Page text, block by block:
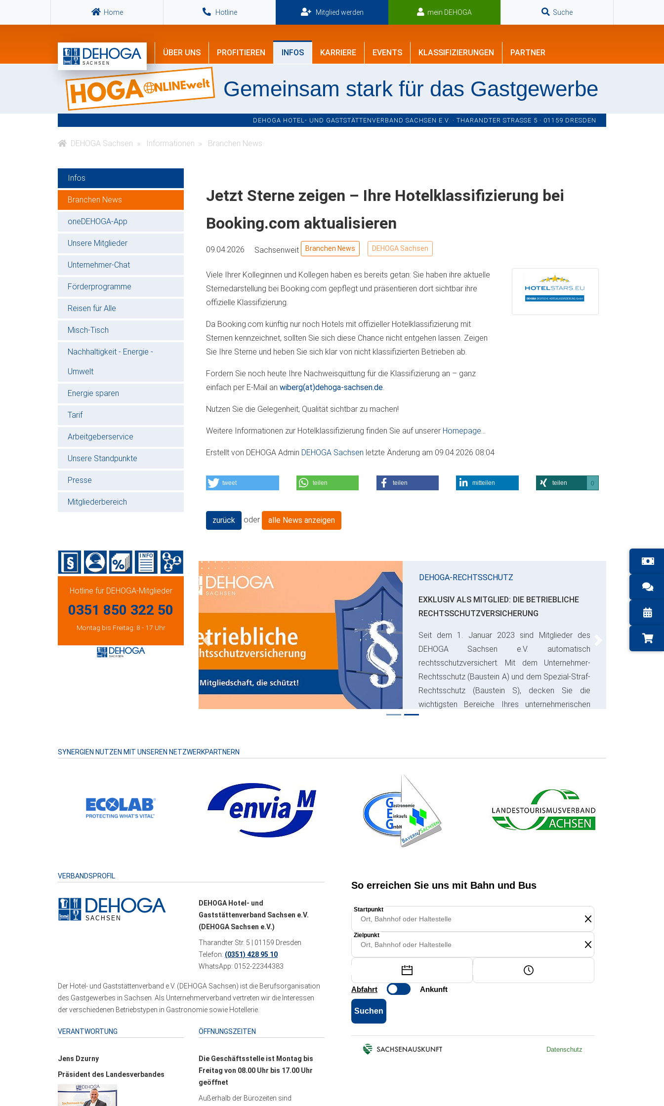
Home Hotline Mitglied werden mein DEHOGA Suche
ÜBER UNS PROFITIEREN INFOS KARRIERE EVENTS KLASSIFIZIERUNGEN PARTNER
Gemeinsam stark für das Gastgewerbe
DEHOGA HOTEL- UND GASTSTÄTTENVERBAND SACHSEN E.V. · THARANDTER STRASSE 5 · 01159 DRESDEN
DEHOGA Sachsen Informationen Branchen News
Infos
Branchen News
oneDEHOGA-App
Unsere Mitglieder
Unternehmer-Chat
Förderprogramme
Reisen für Alle
Misch-Tisch
Nachhaltigkeit - Energie -
Umwelt
Energie sparen
Tarif
Arbeitgeberservice
Unsere Standpunkte
Presse
Mitgliederbereich
Hotline für DEHOGA-Mitglieder
0351 850 322 50
Montag bis Freitag: 8 - 17 Uhr
Jetzt Sterne zeigen – Ihre Hotelklassifizierung bei
Booking.com aktualisieren
09.04.2026 Sachsenweit Branchen News DEHOGA Sachsen
Viele Ihrer Kolleginnen und Kollegen haben es bereits getan: Sie haben ihre aktuelle
Sternedarstellung bei Booking.com gepflegt und präsentieren dort sichtbar ihre
offizielle Klassifizierung.
Da Booking.com künftig nur noch Hotels mit offizieller Hotelklassifizierung mit
Sternen kennzeichnet, sollten Sie sich diese Chance nicht entgehen lassen. Zeigen
Sie Ihre Sterne und heben Sie sich klar von nicht klassifizierten Betrieben ab.
Fordern Sie noch heute Ihre Nachweisquittung für die Klassifizierung an – ganz
einfach per E-Mail an wiberg(at)dehoga-sachsen.de
Nutzen Sie die Gelegenheit, Qualität sichtbar zu machen!
Weitere Informationen zur Hotelklassifizierung finden Sie auf unserer Homepage…
Erstellt von DEHOGA Admin DEHOGA Sachsen letzte Änderung am 09.04.2026 08:04
tweet teilen teilen mitteilen teilen 0
zurück oder alle News anzeigen
DEHOGA-RECHTSSCHUTZ
EXKLUSIV ALS MITGLIED: DIE BETRIEBLICHE
RECHTSSCHUTZVERSICHERUNG
Seit dem 1. Januar 2023 sind Mitglieder des
DEHOGA Sachsen e.V. automatisch
rechtsschutzversichert. Mit dem Unternehmer-
Rechtsschutz (Baustein A) und dem Spezial-Straf-
Rechtsschutz (Baustein S), decken Sie die
wichtigsten Bereiche Ihres unternehmerischen
Risikos ab und sparen bares Geld.
Previous
SYNERGIEN NUTZEN MIT UNSEREN NETZWERKPARTNERN
VERBANDSPROFIL
DEHOGA Hotel- und
Gaststättenverband Sachsen e.V.
(DEHOGA Sachsen e.V.)
Tharandter Str. 5 | 01159 Dresden
Telefon: (0351) 428 95 10
WhatsApp: 0152-22344383
Der Hotel- und Gaststättenverband e.V. (DEHOGA Sachsen) ist die Berufsorganisation
des Gastgewerbes in Sachsen. Als Unternehmerverband vertreten wir die Interessen
der verschiedenen Betriebstypen in Gastronomie sowie Hotellerie.
VERANTWORTUNG
Jens Dzurny
Präsident des Landesverbandes
ÖFFNUNGSZEITEN
Die Geschäftsstelle ist Montag bis
Freitag von 08.00 Uhr bis 17.00 Uhr
geöffnet
Außerhalb der Bürozeiten sind